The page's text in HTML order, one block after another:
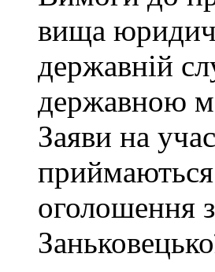
вища
державній
державною
Заяви на
приймаються
оголошення